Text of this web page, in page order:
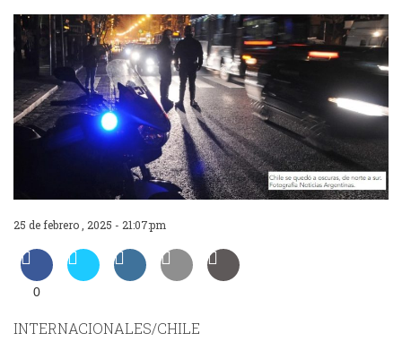
25 de febrero , 2025 - 21:07:pm
0
INTERNACIONALES/CHILE